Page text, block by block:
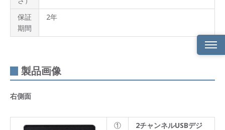
保証
期間
2年
製品画像
右側面
①
2チャンネルUSBデジ
ップ